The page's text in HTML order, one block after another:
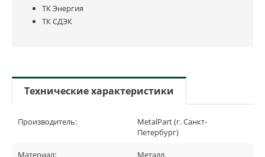
ТК Энергия
ТК СДЭК
Технические характеристики
Производитель:
MetalPart (г. Санкт-
Петербург)
Материал: Металл